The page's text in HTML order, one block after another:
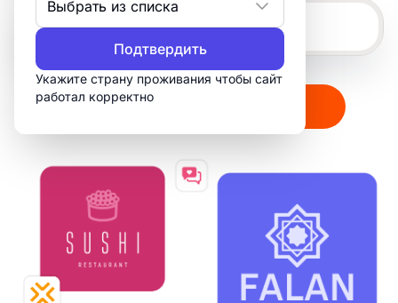
Выбрать из списка
Подтвердить
Укажите страну проживания чтобы сайт
работал корректно
Создать мой логотип